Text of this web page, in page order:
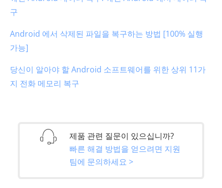
구
Android 에서 삭제된 파일을 복구하는 방법 [100% 실행
가능]
당신이 알아야 할 Android 소프트웨어를 위한 상위 11가
지 전화 메모리 복구
제품 관련 질문이 있으십니까?
빠른 해결 방법을 얻으려면 지원
팀에 문의하세요 >